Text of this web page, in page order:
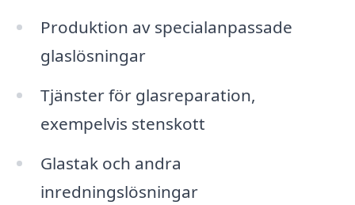
Produktion av specialanpassade
glaslösningar
Tjänster för glasreparation,
exempelvis stenskott
Glastak och andra
inredningslösningar